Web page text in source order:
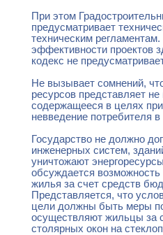
При этом
предусматривает
техническим
эффективности проектов
кодекс не
Не вызывает сомнений,
ресурсов представляет
содержащееся в целях
невведение потребителя
Государство не должно
инженерных систем,
уничтожают
обсуждается
жилья за счет средств
Представляется, что
цели должны быть меры
осуществляют жильцы за
столярных окон на